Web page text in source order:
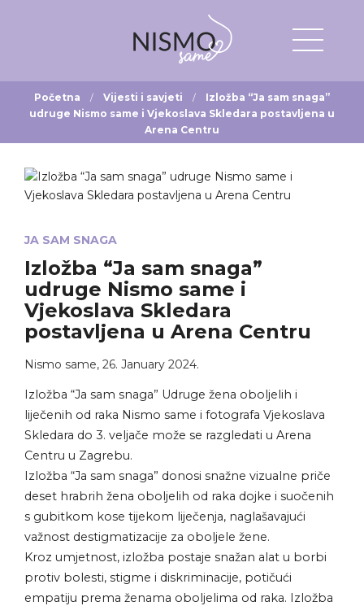
Početna Vijesti i savjeti
Izložba “Ja sam snaga”
udruge Nismo same i Vjekoslava Skledara postavljena u
Arena Centru
JA SAM SNAGA
Izložba “Ja sam snaga”
udruge Nismo same i
Vjekoslava Skledara
postavljena u Arena Centru
Nismo same, 26. January 2024.
Izložba “Ja sam snaga” Udruge žena oboljelih i
liječenih od raka Nismo same i fotografa Vjekoslava
Skledara do 3. veljače može se razgledati u Arena
Centru u Zagrebu.
Izložba “Ja sam snaga” donosi snažne vizualne priče
deset hrabrih žena oboljelih od raka dojke i suočenih
s gubitkom kose tijekom liječenja, naglašavajući
važnost destigmatizacije za oboljele žene.
Kroz umjetnost, izložba postaje snažan alat u borbi
protiv bolesti, stigme i diskriminacije, potičući
empatiju prema ženama oboljelima od raka. Izložba